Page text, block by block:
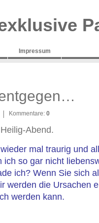
Impressum
Kommentare: 0
Abend.
mal traurig und
ich so gar nicht
ich? Wenn Sie sich
werden die Ursachen
werden kann.